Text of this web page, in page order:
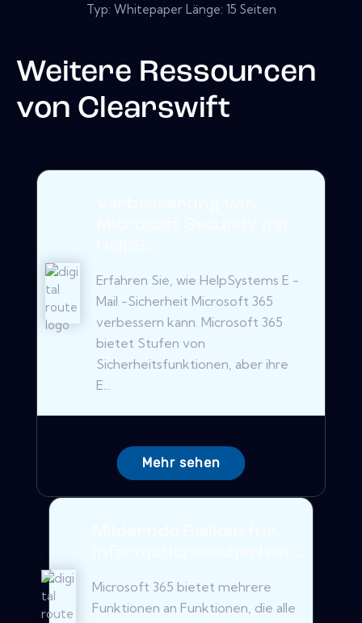
Typ: Whitepaper Länge: 15 Seiten
Weitere Ressourcen
von Clearswift
Erfahren Sie, wie HelpSystems E -
Mail -Sicherheit Microsoft 365
verbessern kann. Microsoft 365
bietet Stufen von
Sicherheitsfunktionen, aber ihre
E...
Mehr sehen
Microsoft 365 bietet mehrere
Funktionen an Funktionen, die alle